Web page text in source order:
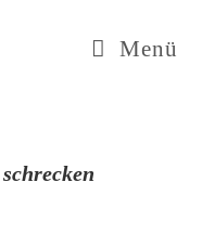
Menü